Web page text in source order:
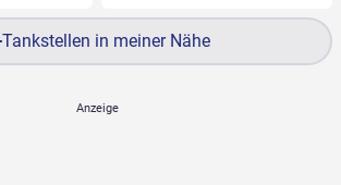
Tankstellen in meiner Nähe